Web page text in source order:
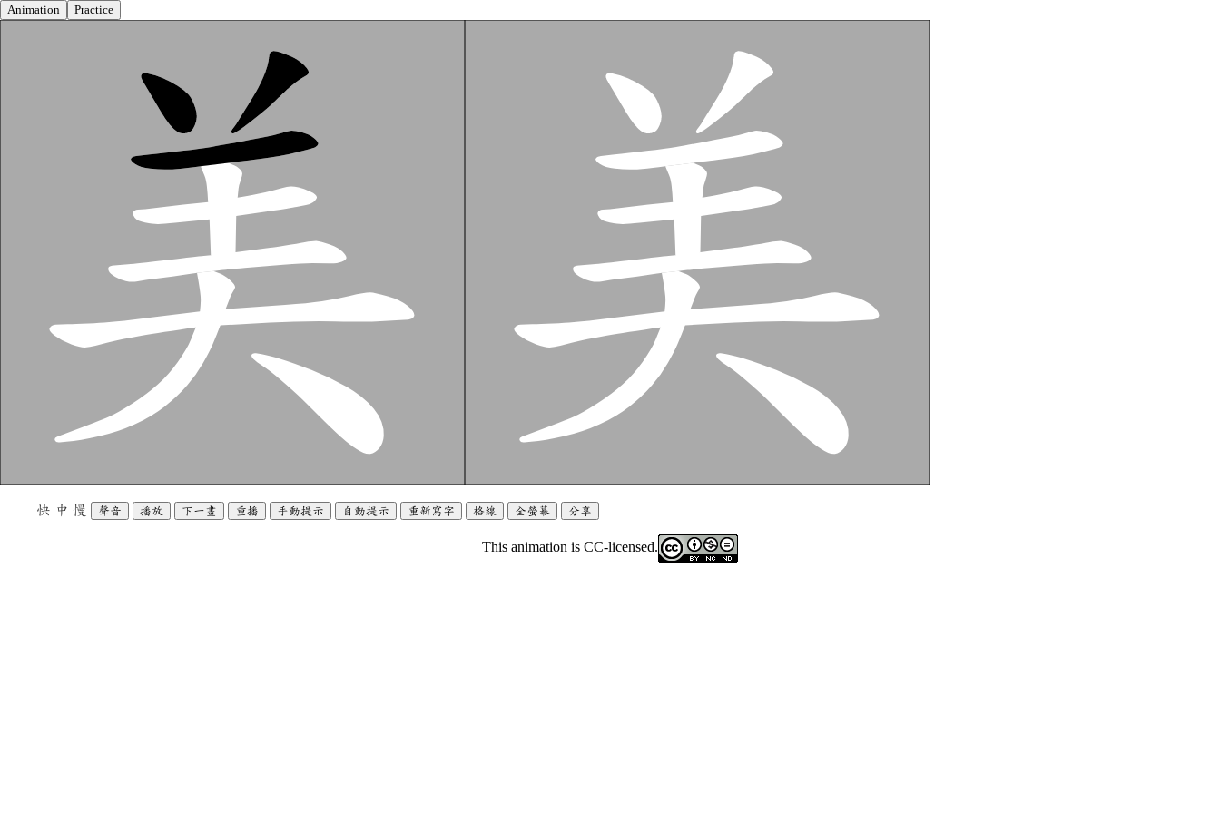
Animation Practice
快 中 慢 聲音 播放 下一畫 重播 手動提示 自動提示 重新寫字 格線 全螢幕 分享
This animation is CC-licensed.